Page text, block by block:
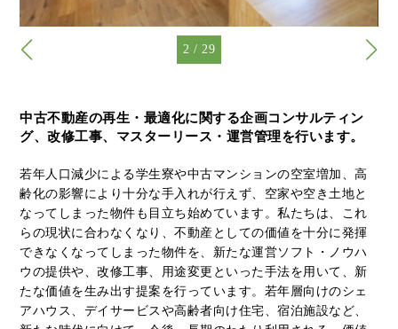
中古不動産の再生・最適化に関する企画コンサルティン
グ、改修工事、マスターリース・運営管理を行います。
若年人口減少による学生寮や中古マンションの空室増加、高
齢化の影響により十分な手入れが行えず、空家や空き土地と
なってしまった物件も目立ち始めています。私たちは、これ
らの現状に合わなくなり、不動産としての価値を十分に発揮
できなくなってしまった物件を、新たな運営ソフト・ノウハ
ウの提供や、改修工事、用途変更といった手法を用いて、新
たな価値を生み出す提案を行っています。若年層向けのシェ
アハウス、デイサービスや高齢者向け住宅、宿泊施設など、
2 / 29